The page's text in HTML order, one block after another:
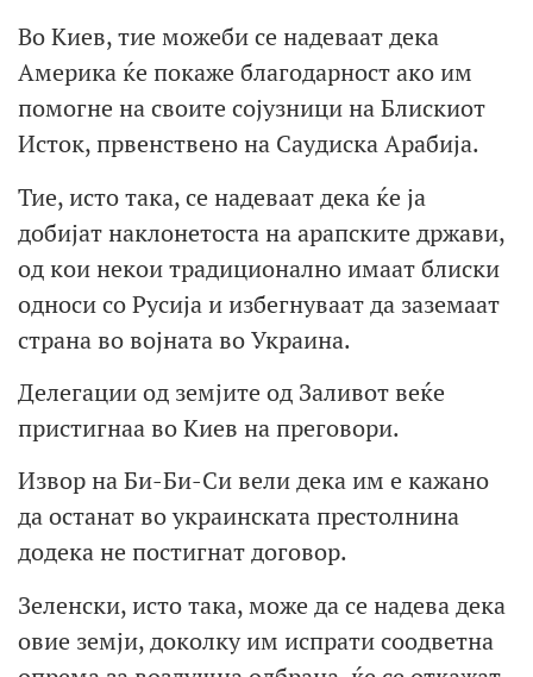
Во Киев, тие можеби се надеваат дека
Америка ќе покаже благодарност ако им
помогне на своите сојузници на Блискиот
Исток, првенствено на Саудиска Арабија.
Тие, исто така, се надеваат дека ќе ја
добијат наклонетоста на арапските држави,
од кои некои традиционално имаат блиски
односи со Русија и избегнуваат да заземаат
страна во војната во Украина.
Делегации од земјите од Заливот веќе
пристигнаа во Киев на преговори.
Извор на Би-Би-Си вели дека им е кажано
да останат во украинската престолнина
додека не постигнат договор.
Зеленски, исто така, може да се надева дека
овие земји, доколку им испрати соодветна